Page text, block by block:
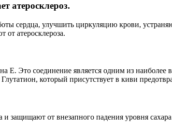
атеросклероз.
сердца, улучшить циркуляцию крови,
атеросклероза.
Е. Это соединение является одним из
который присутствует в киви
защищают от внезапного падения уровня